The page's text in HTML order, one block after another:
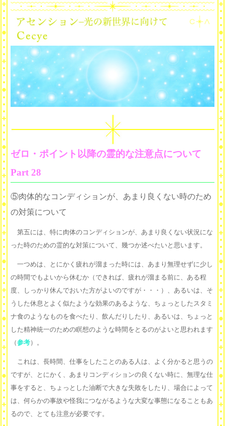
ゼロ・ポイント以降の霊的な注意点について
Part 28
⑤肉体的なコンディションが、あまり良くない時のため
の対策について
第五には、特に肉体のコンディションが、あまり良くない状況にな
った時のための霊的な対策について、幾つか述べたいと思います。
一つめは、とにかく疲れが溜まった時には、あまり無理せずに少し
の時間でもよいから休むか（できれば、疲れが溜まる前に、ある程
度、しっかり休んでおいた方がよいのですが・・・）、あるいは、そ
うした休息とよく似たような効果のあるような、ちょっとしたスタミ
ナ食のようなものを食べたり、飲んだりしたり、あるいは、ちょっと
した精神統一のための瞑想のような時間をとるのがよいと思われます
（参考）。
これは、長時間、仕事をしたことのある人は、よく分かると思うの
ですが、とにかく、あまりコンディションの良くない時に、無理な仕
事をすると、ちょっとした油断で大きな失敗をしたり、場合によって
は、何らかの事故や怪我につながるような大変な事態になることもあ
るので、とても注意が必要です。